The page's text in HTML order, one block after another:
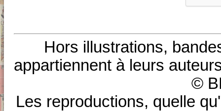
Hors illustrations,
appartiennent à leurs
©
Les reproductions, quelle